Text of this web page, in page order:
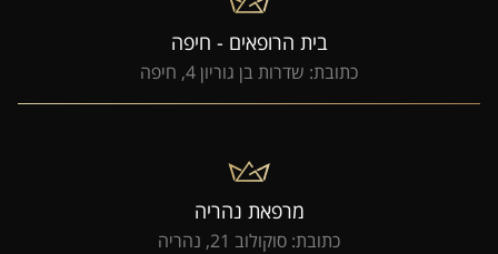
בית הרופאים - חיפה
כתובת: שדרות בן גוריון 4, חיפה
מרפאת נהריה
כתובת: סוקולוב 21, נהריה